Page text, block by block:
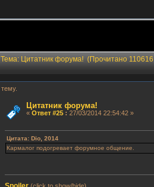
Тема: Цитатник форума! (Прочитано
Цитатник форума!
« Ответ #25: 27/03/2014 22:54:42 »
Цитата: Dio, 2014
Кармалог подогревает форумное общение.